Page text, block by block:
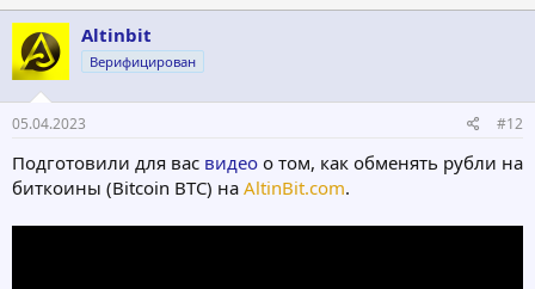
Altinbit
Верифицирован
05.04.2023 #12
Подготовили для вас видео о том, как обменять рубли на
биткоины (Bitcoin BTC) на AltinBit.com.